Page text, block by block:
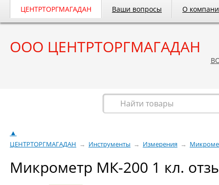
ЦЕНТРТОРГМАГАДАН Ваши вопросы О
ООО ЦЕНТРТОРГМАГАДАН
▲
ЦЕНТРТОРГМАГАДАН → Инструменты → Измерения →
Микрометр МК-200 1 кл.